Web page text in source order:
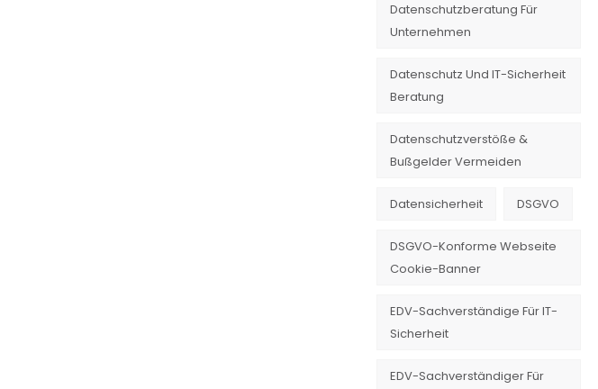
Datenschutzberatung Für
Unternehmen
Datenschutz Und IT-Sicherheit
Beratung
Datenschutzverstöße &
Bußgelder Vermeiden
Datensicherheit DSGVO
DSGVO-Konforme Webseite
Cookie-Banner
EDV-Sachverständige Für IT-
Sicherheit
EDV-Sachverständiger Für